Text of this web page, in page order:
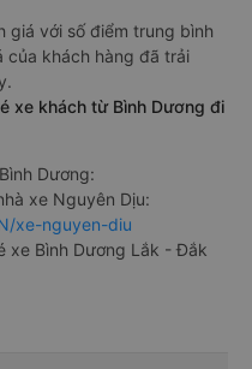
giá với số điểm trung bình
của khách hàng đã trải
xe khách từ Bình Dương đi
Dương:
xe Nguyên Dịu:
xe-nguyen-diu
xe Bình Dương Lắk - Đắk